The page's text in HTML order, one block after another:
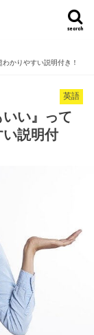
search
かりやすい説明付き！
英語
いい』って
い説明付